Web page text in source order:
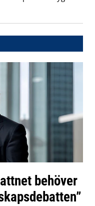
behöver